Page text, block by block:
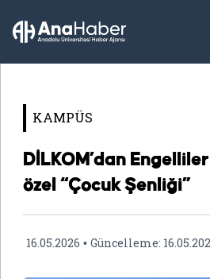
KAMPÜS
DİLKOM’dan
özel “Çocuk Şenliği”
16.05.2026 • Güncelleme: